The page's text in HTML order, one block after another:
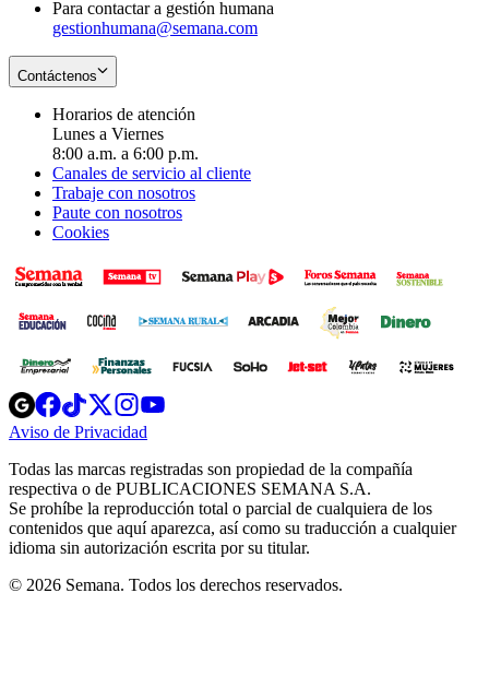
Para contactar a gestión humana
gestionhumana@semana.com
Contáctenos
Horarios de atención
Lunes a Viernes
8:00 a.m. a 6:00 p.m.
Canales de servicio al cliente
Trabaje con nosotros
Paute con nosotros
Cookies
Opens
in
new
Opens
in
new
Opens
in
new
window
Opens
new
windowwindow
Aviso de Privacidad
new
window
Todas las marcas registradas son propiedad de la compañía
respectiva o de PUBLICACIONES SEMANA S.A.
Se prohíbe la reproducción total o parcial de cualquiera de los
contenidos que aquí aparezca, así como su traducción a cualquier
idioma sin autorización escrita por su titular.
© 2026 Semana. Todos los derechos reservados.